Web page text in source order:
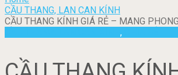
CẦU THANG, LAN CAN KÍNH
CẦU THANG KÍNH GIÁ RẺ – MANG
,